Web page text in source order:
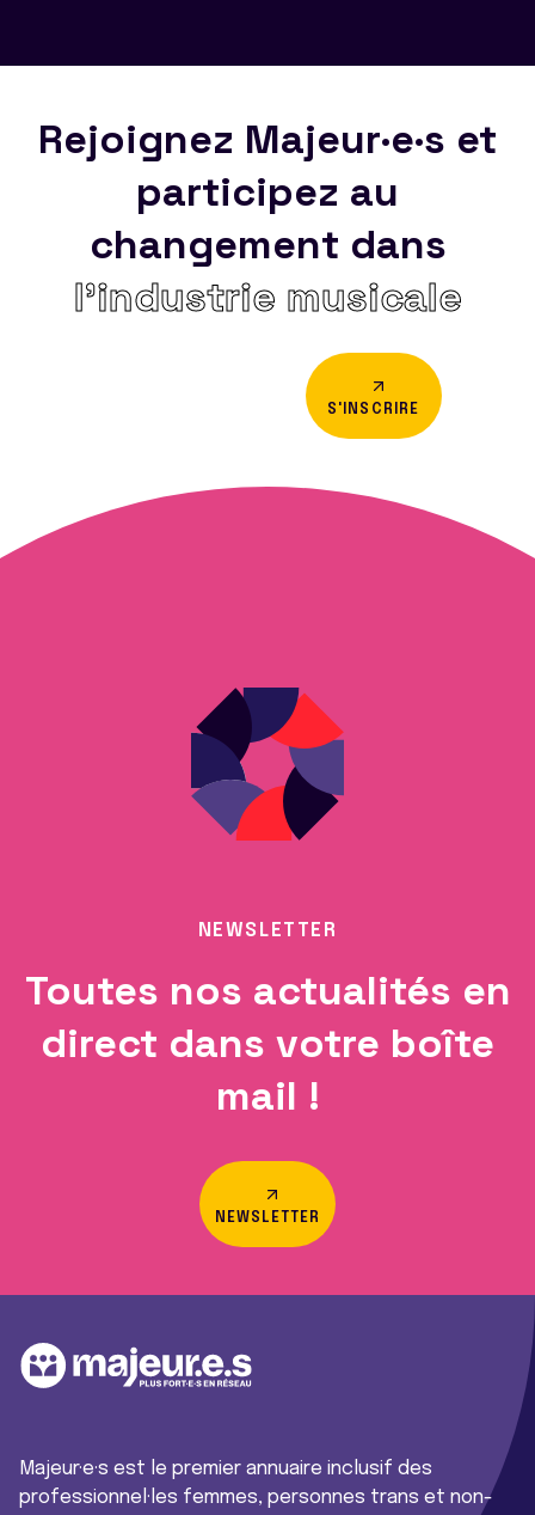
Rejoignez Majeur·e·s et
participez au
changement dans
l’industrie musicale
S'INSCRIRE
NEWSLETTER
Toutes nos actualités en
direct dans votre boîte
mail !
NEWSLETTER
Majeur·e·s est le premier annuaire inclusif des
professionnel·les femmes, personnes trans et non-